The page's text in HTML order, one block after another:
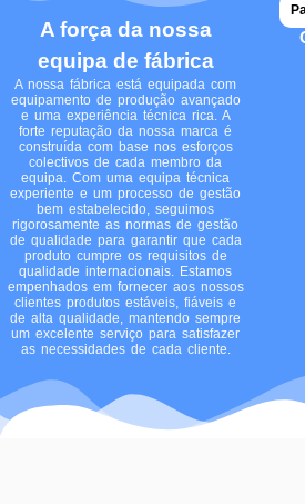
A força da nossa
equipa de fábrica
A nossa fábrica está equipada com
equipamento de produção avançado
e uma experiência técnica rica. A
forte reputação da nossa marca é
construída com base nos esforços
colectivos de cada membro da
equipa. Com uma equipa técnica
experiente e um processo de gestão
bem estabelecido, seguimos
rigorosamente as normas de gestão
de qualidade para garantir que cada
produto cumpre os requisitos de
qualidade internacionais. Estamos
empenhados em fornecer aos nossos
clientes produtos estáveis, fiáveis e
de alta qualidade, mantendo sempre
um excelente serviço para satisfazer
as necessidades de cada cliente.